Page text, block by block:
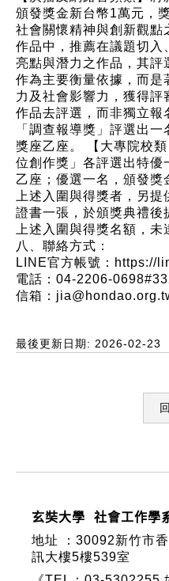
頒發獎金新台幣1萬元，
社會關懷精神與創新觀點
作品中，推薦在議題切入
亮點與潛力之作品，其評
作為主要衡量依據，而是
力及社會影響力，獲得評
作品去評選，而非獨立報
「調查報導獎」評選出
獎座乙座。 【大專院校
位創作獎」各評選出特優
乙座；優選一名，頒發獎
上述入圍與得獎者，另
證書一張，於頒獎典禮後
上述入圍與得獎名額，未
八、聯絡方式：
LINE官方帳號：https://
電話：04-2206-
信箱：
最後更新日期: 2026-02-23
玄奘大學 社會工作學
地址 ： 30092新竹市
訊大樓5樓539室